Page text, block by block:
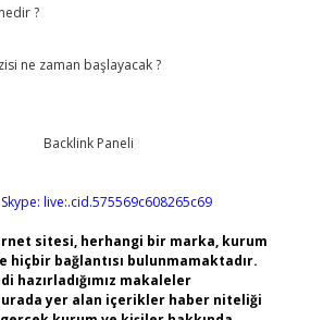
?
ne zaman başlayacak ?
Skype: live:.cid.575569c608265c69
sitesi, herhangi bir marka, kurum
hiçbir bağlantısı bulunmamaktadır.
hazırladığımız makaleler
yer alan içerikler haber niteliği